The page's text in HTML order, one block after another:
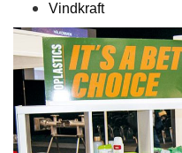
Vindkraft